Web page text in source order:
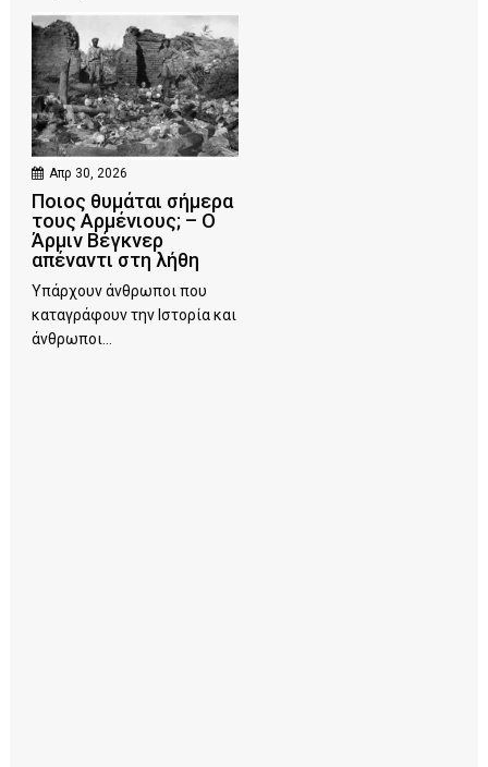
Απρ 30, 2026
Ποιος θυμάται σήμερα
τους Αρμένιους; – Ο
Άρμιν Βέγκνερ
απέναντι στη λήθη
Υπάρχουν άνθρωποι που
καταγράφουν την Ιστορία και
άνθρωποι...